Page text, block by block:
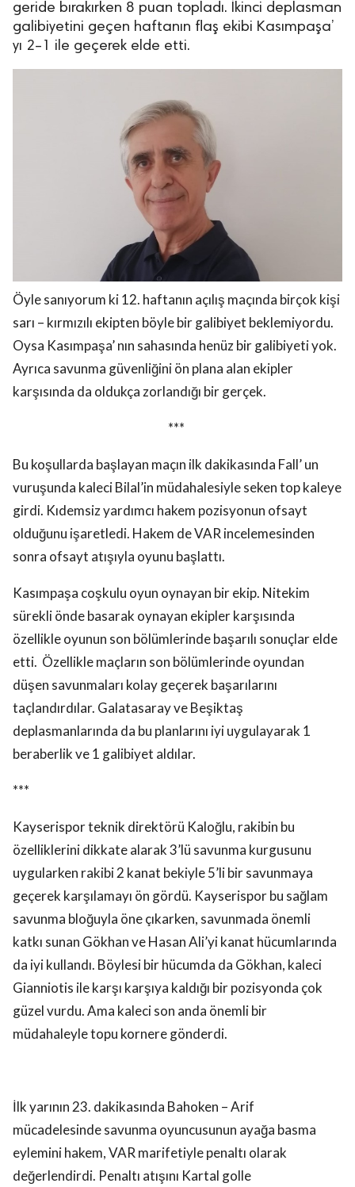
geride bırakırken 8 puan topladı. İkinci deplasman
galibiyetini geçen haftanın flaş ekibi Kasımpaşa’
yı 2–1 ile geçerek elde etti.
Öyle sanıyorum ki 12. haftanın açılış maçında birçok kişi
sarı – kırmızılı ekipten böyle bir galibiyet beklemiyordu.
Oysa Kasımpaşa’ nın sahasında henüz bir galibiyeti yok.
Ayrıca savunma güvenliğini ön plana alan ekipler
karşısında da oldukça zorlandığı bir gerçek.
***
Bu koşullarda başlayan maçın ilk dakikasında Fall’ un
vuruşunda kaleci Bilal’in müdahalesiyle seken top kaleye
girdi. Kıdemsiz yardımcı hakem pozisyonun ofsayt
olduğunu işaretledi. Hakem de VAR incelemesinden
sonra ofsayt atışıyla oyunu başlattı.
Kasımpaşa coşkulu oyun oynayan bir ekip. Nitekim
sürekli önde basarak oynayan ekipler karşısında
özellikle oyunun son bölümlerinde başarılı sonuçlar elde
etti. Özellikle maçların son bölümlerinde oyundan
düşen savunmaları kolay geçerek başarılarını
taçlandırdılar. Galatasaray ve Beşiktaş
deplasmanlarında da bu planlarını iyi uygulayarak 1
beraberlik ve 1 galibiyet aldılar.
***
Kayserispor teknik direktörü Kaloğlu, rakibin bu
özelliklerini dikkate alarak 3’lü savunma kurgusunu
uygularken rakibi 2 kanat bekiyle 5’li bir savunmaya
geçerek karşılamayı ön gördü. Kayserispor bu sağlam
savunma bloğuyla öne çıkarken, savunmada önemli
katkı sunan Gökhan ve Hasan Ali’yi kanat hücumlarında
da iyi kullandı. Böylesi bir hücumda da Gökhan, kaleci
Gianniotis ile karşı karşıya kaldığı bir pozisyonda çok
güzel vurdu. Ama kaleci son anda önemli bir
müdahaleyle topu kornere gönderdi.
İlk yarının 23. dakikasında Bahoken – Arif
mücadelesinde savunma oyuncusunun ayağa basma
eylemini hakem, VAR marifetiyle penaltı olarak
değerlendirdi. Penaltı atışını Kartal golle